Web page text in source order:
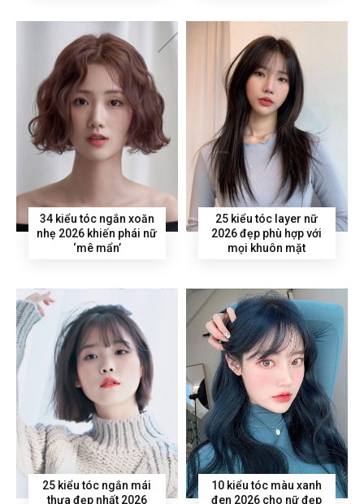
34 kiểu tóc ngắn xoăn
nhẹ 2026 khiến phái nữ
‘mê mẩn’
25 kiểu tóc layer nữ
2026 đẹp phù hợp với
mọi khuôn mặt
25 kiểu tóc ngắn mái
thưa đẹp nhất 2026
10 kiểu tóc màu xanh
đen 2026 cho nữ đẹp